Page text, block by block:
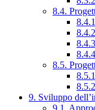
8.4.
8.5.
9. Sviluppo
9.1.